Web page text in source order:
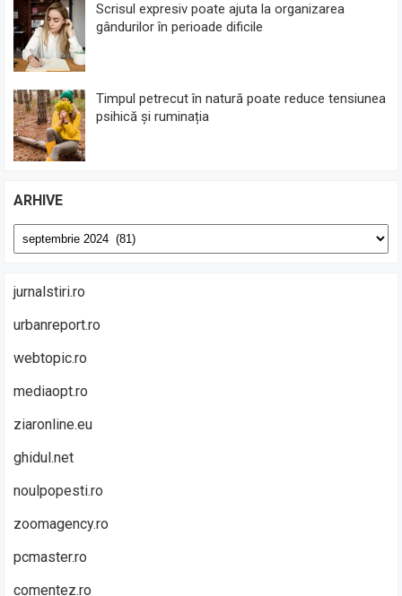
Scrisul expresiv poate ajuta la organizarea
gândurilor în perioade dificile
Timpul petrecut în natură poate reduce tensiunea
psihică și ruminația
ARHIVE
Arhive
jurnalstiri.ro
urbanreport.ro
webtopic.ro
mediaopt.ro
ziaronline.eu
ghidul.net
noulpopesti.ro
zoomagency.ro
pcmaster.ro
comentez.ro